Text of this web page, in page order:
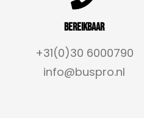
Bereikbaar
+31(0)30 6000790
info@buspro.nl